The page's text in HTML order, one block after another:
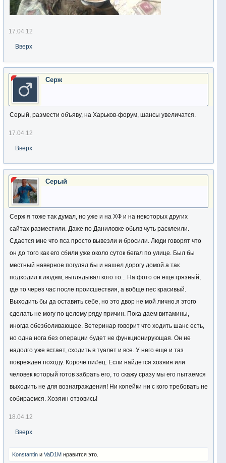
17.04.12
Вверх
Серж
Серый, размести объяву, на Харьков-форум, шансы увеличатся.
17.04.12
Вверх
Серый
Серж я тоже так думал, но уже и на ХФ и на некоторых других
сайтах разместили. Даже по Даниловке обьяв чуть расклеили.
Сдается мне что пса просто вывезли и бросили. Люди говорят что
он до того как его сбили уже около суток бегал по улице. Был бы
местный наверное погулял бы и нашел дорогу домой.а так
подходил к людям, выглядывал кого то... На фото он еще грязный,
где то через час после происшествия, а вобще пес красивый.
Выходить бы да оставить себе, но это двор не мой лично.я этого
сделать не могу по целому ряду причин. Пока даем витамины,
иногда обезболивающее. Ветеринар говорит что ходить шанс есть,
но одна нога без операции будет не функционирующая. Он не
надолго уже встает, сходить в туалет и все. У него еще и таз
поврежден походу. Короче пи#ец. Если найдется хозяин или
человек который готов забрать его, то скажу сразу мы его пытаемся
выходить не для вознаграждения! Ни копейки ни с кого требовать не
собираемся. Хозяин отзовись!
18.04.12
Вверх
Konstantin и VaD1M нравится это.